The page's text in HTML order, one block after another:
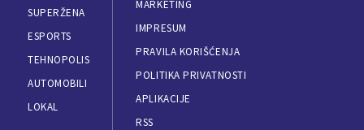
SUPERŽENA
ESPORTS
TEHNOPOLIS
AUTOMOBILI
LOKAL
MARKETING
IMPRESUM
PRAVILA KORIŠĆENJA
POLITIKA PRIVATNOSTI
APLIKACIJE
RSS